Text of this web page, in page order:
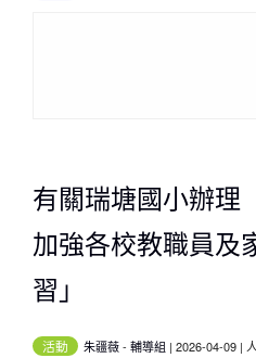
有關瑞塘國小辦理
加強各校教職員及
習」
活動 朱疆薇- 輔導組 | 2026-04-09 |